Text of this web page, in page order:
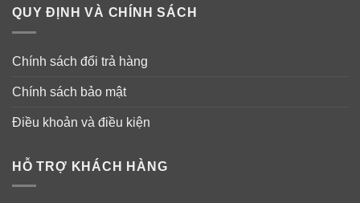
QUY ĐỊNH VÀ CHÍNH SÁCH
Chính sách đổi trả hàng
Chính sách bảo mật
Điều khoản và điều kiện
HỖ TRỢ KHÁCH HÀNG